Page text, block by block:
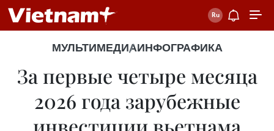
МУЛЬТИМЕДИАИНФОГРАФИКА
За первые четыре месяца
2026 года зарубежные